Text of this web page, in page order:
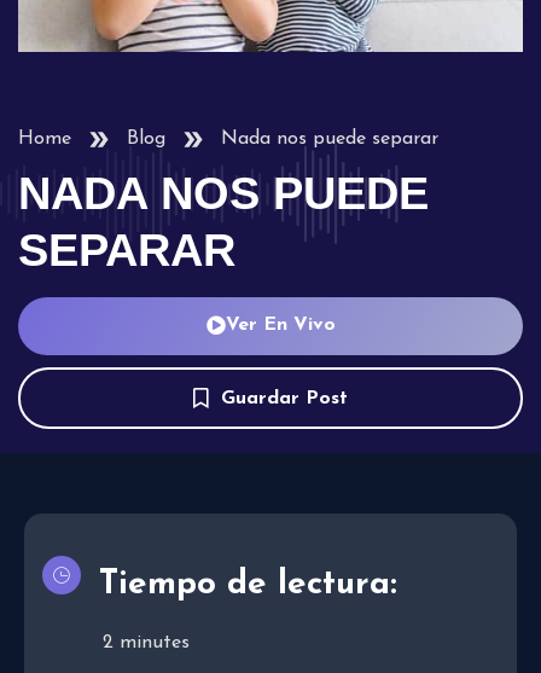
Home Blog Nada nos puede separar
NADA NOS PUEDE
SEPARAR
Ver En Vivo
Guardar Post
Tiempo de lectura:
2 minutes